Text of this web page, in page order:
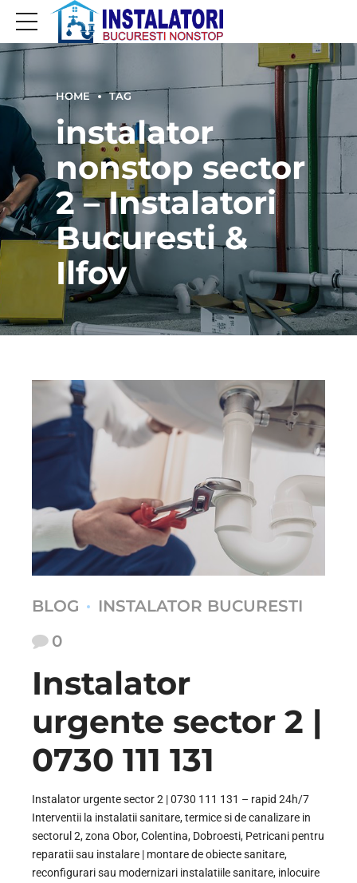
HOME TAG
instalator
nonstop sector
2 – Instalatori
Bucuresti &
Ilfov
BLOG
INSTALATOR BUCURESTI
0
Instalator
urgente sector 2 |
0730 111 131
Instalator urgente sector 2 | 0730 111 131 – rapid 24h/7
Interventii la instalatii sanitare, termice si de canalizare in
sectorul 2, zona Obor, Colentina, Dobroesti, Petricani pentru
reparatii sau instalare | montare de obiecte sanitare,
reconfigurari sau modernizari instalatiile sanitare, inlocuire